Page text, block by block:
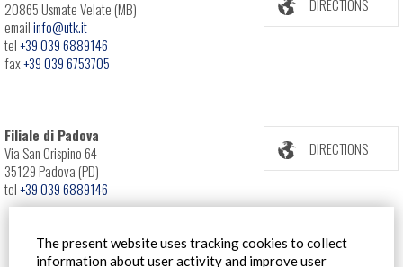
The present website uses tracking cookies to collect
information about user activity and improve user
20865 Usmate Velate (MB)
emailinfo@utk.it
tel+39 039 6889146
fax+39 039 6753705
DIRECTIONS
Filiale di Padova
Via San Crispino 64
35129 Padova (PD)
tel+39 039 6889146
DIRECTIONS